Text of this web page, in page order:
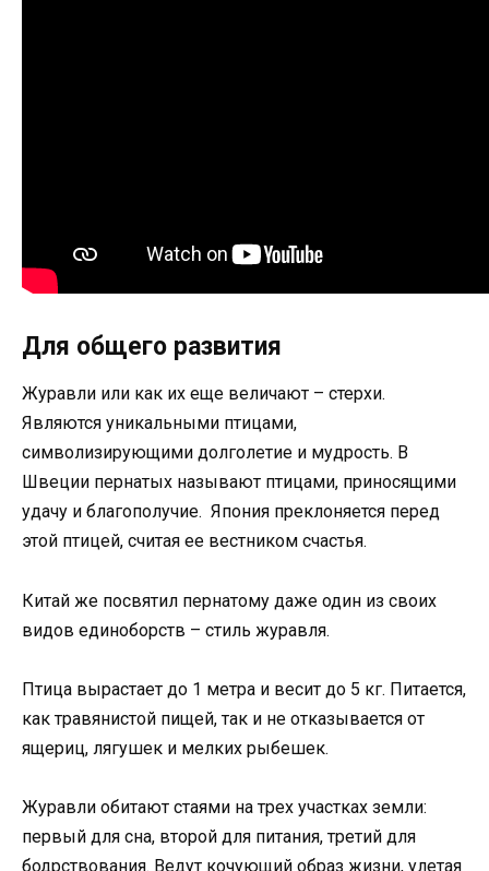
Для общего развития
Журавли или как их еще величают – стерхи.
Являются уникальными птицами,
символизирующими долголетие и мудрость. В
Швеции пернатых называют птицами, приносящими
удачу и благополучие. Япония преклоняется перед
этой птицей, считая ее вестником счастья.
Китай же посвятил пернатому даже один из своих
видов единоборств – стиль журавля.
Птица вырастает до 1 метра и весит до 5 кг. Питается,
как травянистой пищей, так и не отказывается от
ящериц, лягушек и мелких рыбешек.
Журавли обитают стаями на трех участках земли:
первый для сна, второй для питания, третий для
бодрствования. Ведут кочующий образ жизни, улетая